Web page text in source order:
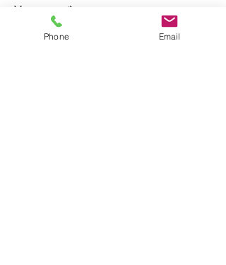
Vorname *
Phone Email